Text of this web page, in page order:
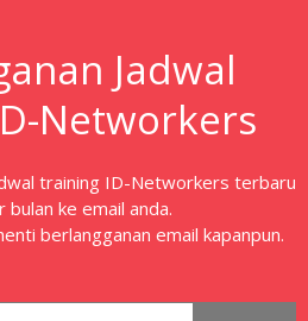
Jadwal
Networkers
training ID-Networkers terbaru
bulan ke email anda.
berlangganan email kapanpun.